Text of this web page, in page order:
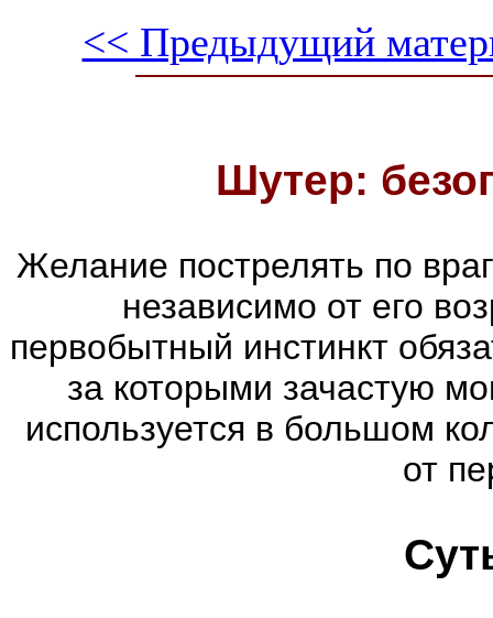
<< Предыдущий
Шутер:
Желание пострелять по
независимо от его
первобытный инстинкт
за которыми зачастую
используется в большом
от